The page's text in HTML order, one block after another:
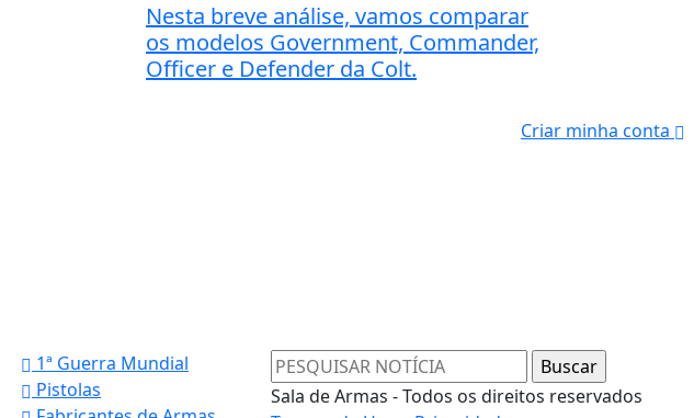
Nesta breve análise, vamos comparar
os modelos Government, Commander,
Officer e Defender da Colt.
Criar minha conta
1ª Guerra Mundial
Pistolas
Sala de Armas - Todos os direitos reservados